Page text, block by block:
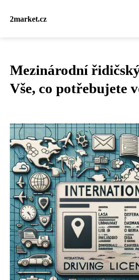
2market.cz
Mezinárodní
Vše, co potřebujete